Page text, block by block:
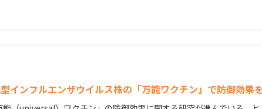
インフルエンザウイルス株の「万能ワクチン」で防御効果